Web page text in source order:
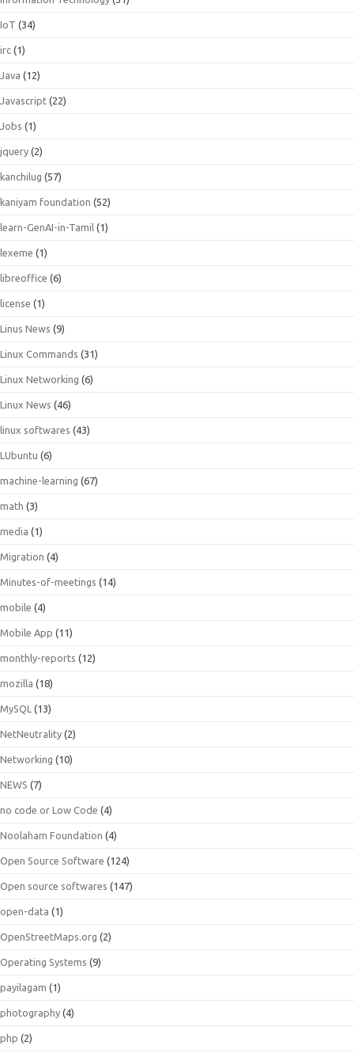
IoT (34)
irc (1)
Java (12)
Javascript (22)
Jobs (1)
jquery (2)
kanchilug (57)
kaniyam foundation (52)
learn-GenAI-in-Tamil (1)
lexeme (1)
libreoffice (6)
license (1)
Linus News (9)
Linux Commands (31)
Linux Networking (6)
Linux News (46)
linux softwares (43)
LUbuntu (6)
machine-learning (67)
math (3)
media (1)
Migration (4)
Minutes-of-meetings (14)
mobile (4)
Mobile App (11)
monthly-reports (12)
mozilla (18)
MySQL (13)
NetNeutrality (2)
Networking (10)
NEWS (7)
no code or Low Code (4)
Noolaham Foundation (4)
Open Source Software (124)
Open source softwares (147)
open-data (1)
OpenStreetMaps.org (2)
Operating Systems (9)
payilagam (1)
photography (4)
php (2)